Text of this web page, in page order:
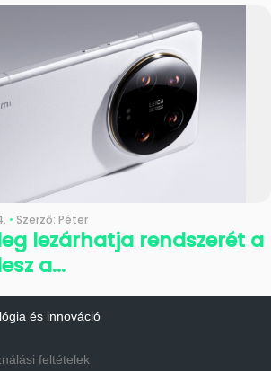
• Szerző: Péter
lezárhatja rendszerét a
a...
és innováció
feltételek